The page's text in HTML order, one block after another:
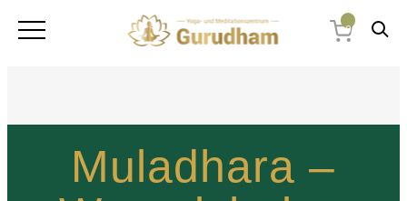
0
Muladhara –